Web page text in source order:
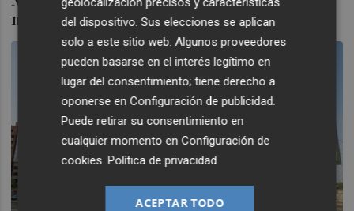
millones de euros
del dispositivo. Sus elecciones se aplican
solo a este sitio web. Algunos proveedores
pueden basarse en el interés legítimo en
lugar del consentimiento; tiene derecho a
oponerse enConfiguración de publicidad.
Puede retirar su consentimiento en
cualquier momento enConfiguración de
cookies.Política de privacidad
ACEPTAR TODO